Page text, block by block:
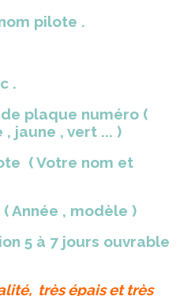
pilote .
.
plaque numéro (
jaune , vert ... )
( Votre nom et
Année , modèle )
5 à 7 jours ouvrable
très épais et très